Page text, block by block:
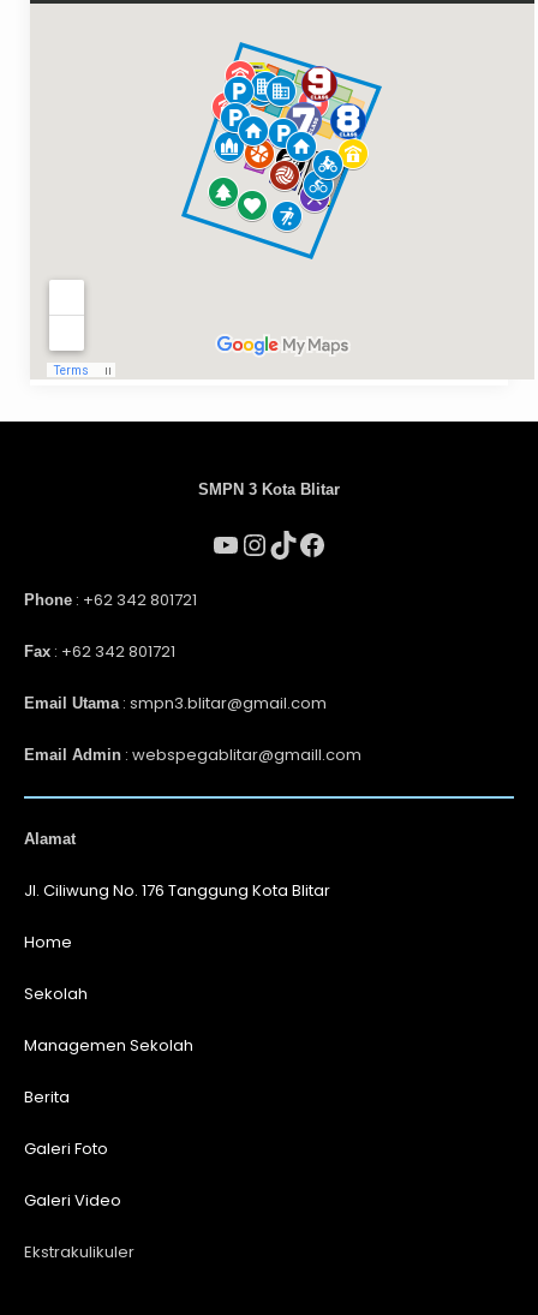
SMPN 3 Kota Blitar
Phone : +62 342 801721
Fax : +62 342 801721
Email Utama: smpn3.blitar@gmail.com
Email Admin : webspegablitar@gmaill.com
Alamat
Jl. Ciliwung No. 176 Tanggung Kota Blitar
Home
Sekolah
Managemen Sekolah
Berita
Galeri Foto
Galeri Video
Ekstrakulikuler